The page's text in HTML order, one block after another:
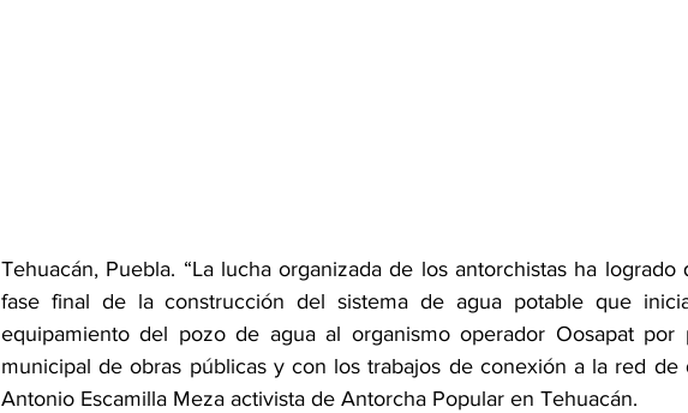
Tehuacán, Puebla. “La lucha organizada de los antorchistas ha
fase final de la construcción del sistema de agua potable que
equipamiento del pozo de agua al organismo operador Oosapat por
municipal de obras públicas y con los trabajos de conexión a la red de
Antonio Escamilla Meza activista de Antorcha Popular en Tehuacán.